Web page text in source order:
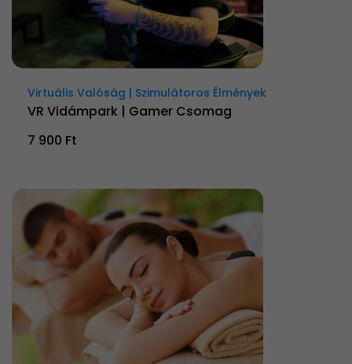
Virtuális Valóság | Szimulátoros Élmények
VR Vidámpark | Gamer Csomag
7 900 Ft